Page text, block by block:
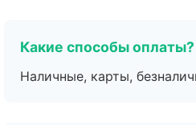
Какие способы оплаты?
Наличные, карты,